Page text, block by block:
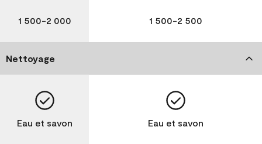
1 500-2 000 1 500-2 500
Nettoyage
Eau et savon Eau et savon